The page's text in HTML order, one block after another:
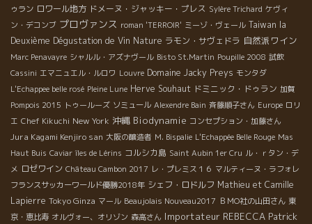
ゥラン ロワール地方 ドメーヌ・ジャッキー・プレス Sylère Trichard ケヴィ
ン・デコンブ プロヴァンス roman 'TERROIR' ミーゾ・ヴェール Taiwan la
Deuxième Dégustation de Vin Nature ラモン・サヴェドラ 自然派ワイン
Marc Penavayre シャルル・アズナヴール Bisto St.Martin Poupille 2008 試飲
Cassini エマニュエル・ルロワ Louvre Domaine Jacky Preys モンタダ
L'Echappee belle rosé Pleine Lune Herve Souhaut ドミニック・ドゥラン 加賀
Pompois 2015 トゥールーズ ソミュール Alexendre Bain 斉藤順子さん Europe ロリ
エ Chef Kikuchi New York 沖縄 Biodynamie コンセプション・加藤さん
Jura Kagami Kenjiro san 大阪の醸造者 M. Bispalie L'Echappée Belle Rouge Mas
Haut Buis Caviar îles de Lérins コルシカ島 Saint Aubin 1er Cru ル・ｒタン・デ
メ ロゼワイン Château Cambon 2017 レ・プレミス１６ マルティーヌ・ラフォレ
フランスサッカーワールド優勝2018年 シェフ・ロドルフ Mathieu et Camille
Lapierre Tokyo Ginza マール Beaujolais Nouveau2017 ＢＭО社の山田さん 東
京・恵比寿 オルヴォー、オリゾン 森高さん Importateur REBECCA Patrick